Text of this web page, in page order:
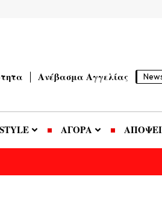
Ανέβασμα Αγγελίας
ΑΓΟΡΑ